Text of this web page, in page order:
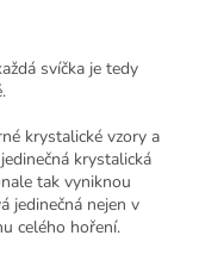
svíčka je tedy
krystalické vzory a
krystalická
tak vyniknou
jedinečná nejen v
celého hoření.